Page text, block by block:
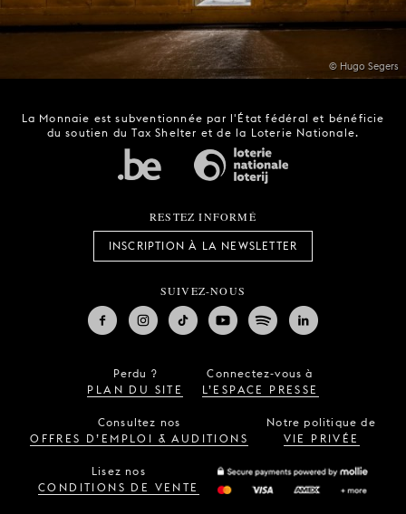
© Hugo Segers
La Monnaie est subventionnée par l'État fédéral et bénéficie
du soutien du Tax Shelter et de la Loterie Nationale.
RESTEZ INFORMÉ
INSCRIPTION À LA NEWSLETTER
SUIVEZ-NOUS
Perdu ?
PLAN DU SITE
Connectez-vous à
L’ESPACE PRESSE
Consultez nos
OFFRES D’EMPLOI & AUDITIONS
Notre politique de
VIE PRIVÉE
Lisez nos
CONDITIONS DE VENTE